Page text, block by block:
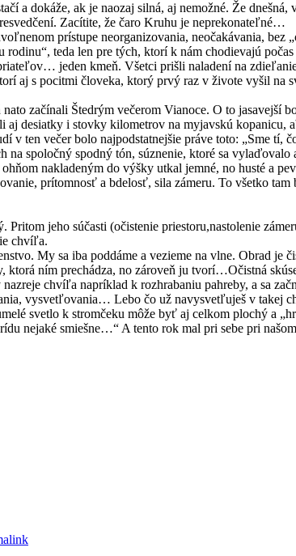
a dokáže, ak je naozaj silná, aj nemožné. Že
Zacítite, že čaro Kruhu je neprekonateľné…
prístupe neorganizovania, neočakávania,
teda len pre tých, ktorí k nám chodievajú
jeden kmeň. Všetci prišli naladení na
aj s pocitmi človeka, ktorý prvý raz v živote vyšil
začínali Štedrým večerom Vianoce. O to
aj desiatky i stovky kilometrov na myjavskú
ten večer bolo najpodstatnejšie práve toto: „Sme tí,
spoločný spodný tón, súznenie, ktoré sa
nakladeným do výšky utkal jemné, no husté a
prítomnosť a bdelosť, sila zámeru. To všetko
jeho súčasti (očistenie priestoru,nastolenie
chvíľa.
My sa iba poddáme a vezieme na vlne. Obrad je
ktorá ním prechádza, no zároveň ju tvorí…Očistná
chvíľa napríklad k rozhrabaniu pahreby, a sa
vysvetľovania… Lebo čo už navysvetľuješ v
svetlo k stromčeku môže byť aj celkom plochý a
nejaké smiešne…“ A tento rok mal pri sebe pri